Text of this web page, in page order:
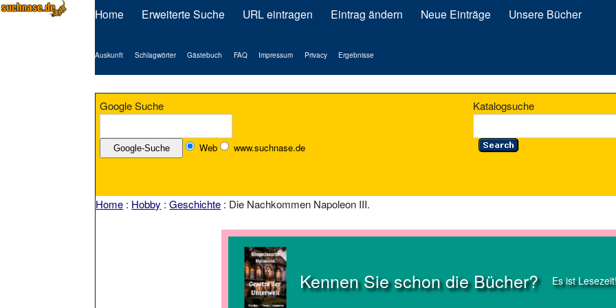
Home Erweiterte Suche URL eintragen Eintrag ändern Neue Einträge Unsere Bücher
Auskunft Schlagwörter Gästebuch FAQ Impressum Privacy Ergebnisse
Google Suche
Web www.suchnase.de
Katalogsuche
Home : Hobby :Geschichte : Die Nachkommen Napoleon III.
Kennen Sie schon die Bücher? Es ist